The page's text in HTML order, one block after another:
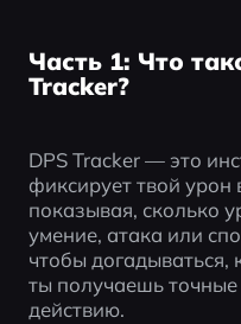
Часть 1: Что
Tracker?
DPS Tracker — это
фиксирует твой урон
показывая, сколько
умение, атака или
чтобы
ты получаешь
действию.